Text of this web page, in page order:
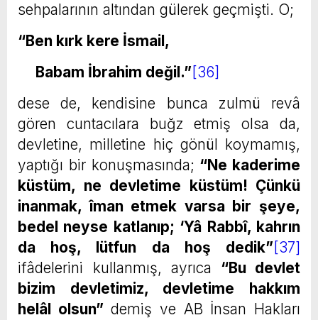
sehpalarının altından gülerek geçmişti. O;
“Ben kırk kere İsmail,
Babam İbrahim değil.” [36]
dese de, kendisine bunca zulmü revâ
gören cuntacılara buğz etmiş olsa da,
devletine, milletine hiç gönül koymamış,
yaptığı bir konuşmasında; “Ne kaderime
küstüm, ne devletime küstüm! Çünkü
inanmak, îman etmek varsa bir şeye,
bedel neyse katlanıp; ‘Yâ Rabbî, kahrın
da hoş, lütfun da hoş dedik” [37]
ifâdelerini kullanmış, ayrıca “Bu devlet
bizim devletimiz, devletime hakkım
helâl olsun” demiş ve AB İnsan Hakları